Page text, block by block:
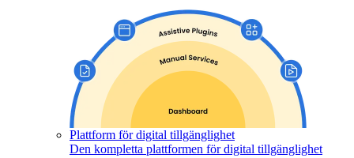
Plattform för digital tillgänglighet
Den kompletta plattformen för digital tillgänglighet